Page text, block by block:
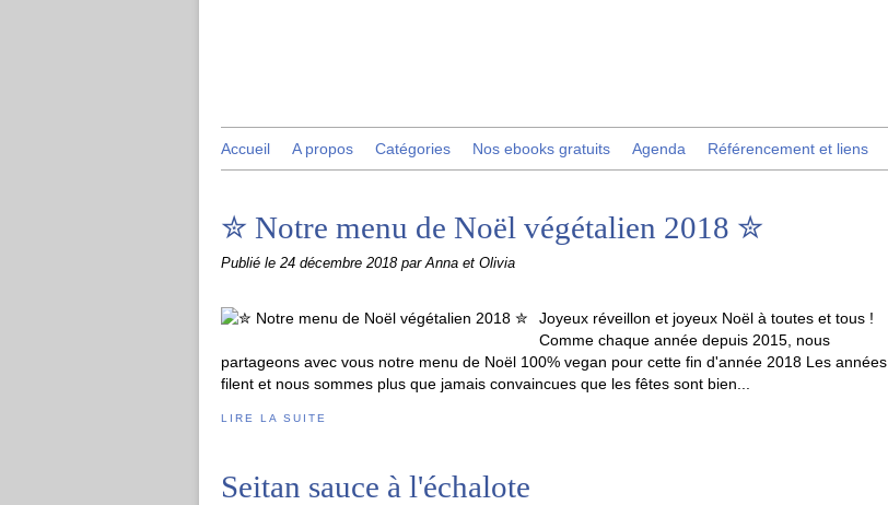
Accueil A propos Catégories Nos ebooks gratuits Agenda Référencement et liens
✮ Notre menu de Noël végétalien 2018 ✮
Publié le 24 décembre 2018 par Anna et Olivia
Joyeux réveillon et joyeux Noël à toutes et tous !
Comme chaque année depuis 2015, nous
partageons avec vous notre menu de Noël 100% vegan pour cette fin d'année 2018 Les années
filent et nous sommes plus que jamais convaincues que les fêtes sont bien...
LIRE LA SUITE
Seitan sauce à l'échalote